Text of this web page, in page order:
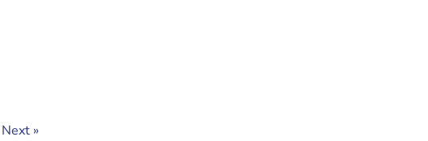
Next »